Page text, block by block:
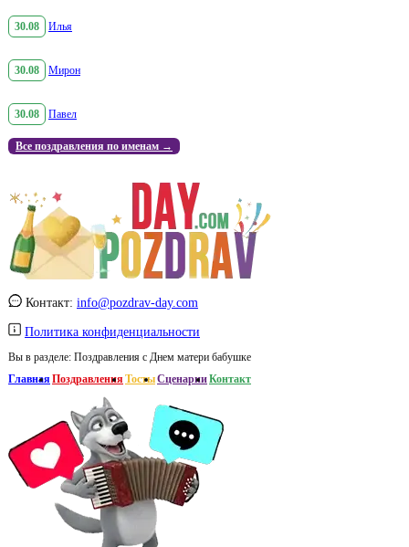
30.08 Илья
30.08 Мирон
30.08 Павел
Все поздравления по именам →
Контакт: info@pozdrav-day.com
Политика конфиденциальности
Вы в разделе: Поздравления с Днем матери бабушке
Главная Поздравления ТостыСценарииКонтакт